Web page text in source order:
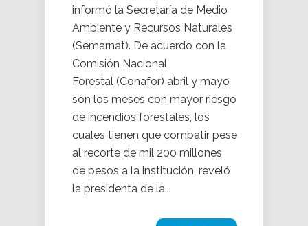
informó la Secretaría de Medio
Ambiente y Recursos Naturales
(Semarnat). De acuerdo con la
Comisión Nacional
Forestal (Conafor) abril y mayo
son los meses con mayor riesgo
de incendios forestales, los
cuales tienen que combatir pese
al recorte de mil 200 millones
de pesos a la institución, reveló
la presidenta de la...